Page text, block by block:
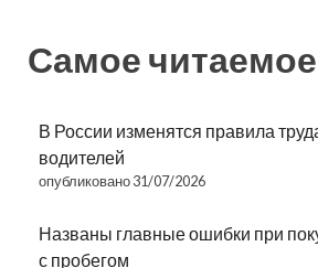
Самое читаемое
В России изменятся правила
водителей
опубликовано 31/07/2026
Названы главные ошибки при
с пробегом